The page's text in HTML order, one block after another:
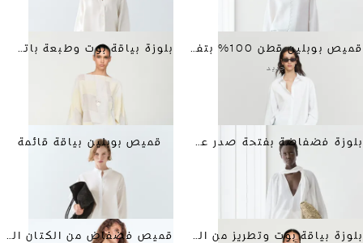
قميص بوبلين قطن 100% بتفاصيل خلفية
جديد
بلوزة بياقة بوت وطبعة باتشورك
بلوزة فضفاضة بفتحة صدر على شكل V وبرباط قميص بوبلين بياقة قائمة
بلوزة بياقة بوت وتطريز من الكتان قميص فضفاض من الكتان المخلوط